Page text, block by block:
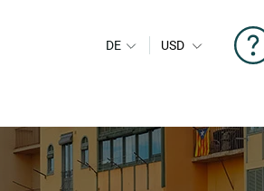
DE USD